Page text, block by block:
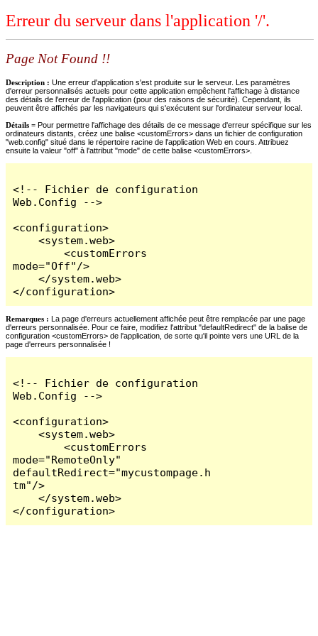
Erreur du serveur dans l'application '/'.
Page Not Found !!
Description : Une erreur d'application s'est produite sur le serveur. Les paramètres
d'erreur personnalisés actuels pour cette application empêchent l'affichage à distance
des détails de l'erreur de l'application (pour des raisons de sécurité). Cependant, ils
peuvent être affichés par les navigateurs qui s'exécutent sur l'ordinateur serveur local.
Détails = Pour permettre l'affichage des détails de ce message d'erreur spécifique sur les
ordinateurs distants, créez une balise <customErrors> dans un fichier de configuration
"web.config" situé dans le répertoire racine de l'application Web en cours. Attribuez
ensuite la valeur "off" à l'attribut "mode" de cette balise <customErrors>.
<!-- Fichier de configuration
Web.Config -->
<configuration>
    <system.web>
        <customErrors
mode="Off"/>
    </system.web>
</configuration>
Remarques : La page d'erreurs actuellement affichée peut être remplacée par une page
d'erreurs personnalisée. Pour ce faire, modifiez l'attribut "defaultRedirect" de la balise de
configuration <customErrors> de l'application, de sorte qu'il pointe vers une URL de la
page d'erreurs personnalisée !
<!-- Fichier de configuration
Web.Config -->
<configuration>
    <system.web>
        <customErrors
mode="RemoteOnly"
defaultRedirect="mycustompage.h
tm"/>
    </system.web>
</configuration>